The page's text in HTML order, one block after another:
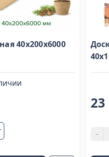
40х200х6000
23
-